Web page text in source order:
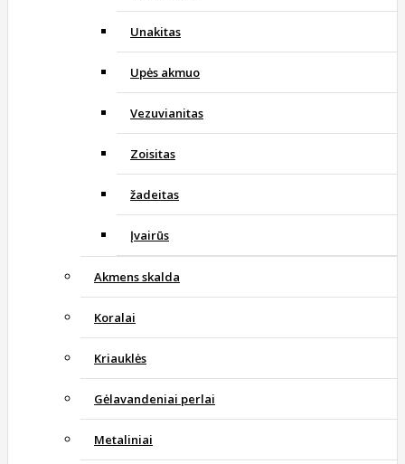
Unakitas
Upės akmuo
Vezuvianitas
Zoisitas
žadeitas
Įvairūs
Akmens skalda
Koralai
Kriauklės
Gėlavandeniai perlai
Metaliniai